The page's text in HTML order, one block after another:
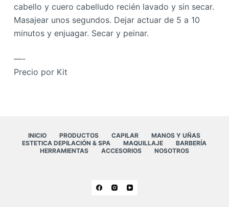
cabello y cuero cabelludo recién lavado y sin secar.
Masajear unos segundos. Dejar actuar de 5 a 10
minutos y enjuagar. Secar y peinar.
—-
Precio por Kit
INICIO PRODUCTOS CAPILAR
MANOS Y UÑAS
ESTETICA DEPILACIÓN & SPA
MAQUILLAJE
BARBERÍA
HERRAMIENTAS
ACCESORIOS NOSOTROS